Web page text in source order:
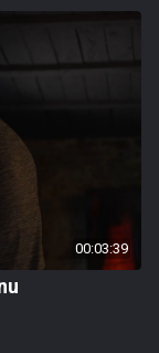
00:03:39